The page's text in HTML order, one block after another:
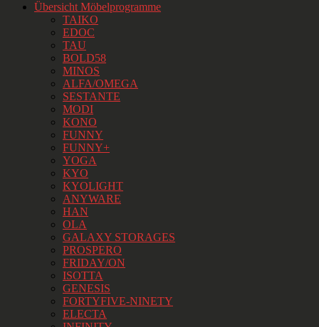
Übersicht Möbelprogramme
TAIKO
EDOC
TAU
BOLD58
MINOS
ALFA/OMEGA
SESTANTE
MODI
KONO
FUNNY
FUNNY+
YOGA
KYO
KYOLIGHT
ANYWARE
HAN
OLA
GALAXY STORAGES
PROSPERO
FRIDAY/ON
ISOTTA
GENESIS
FORTYFIVE-NINETY
ELECTA